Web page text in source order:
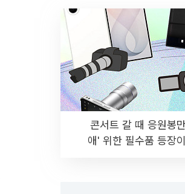
콘서트 갈 때 응원봉
애' 위한 필수품 등장